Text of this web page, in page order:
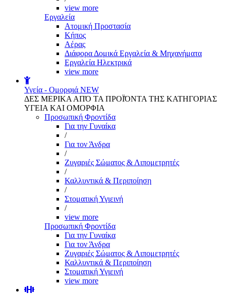
view more
Εργαλεία
Aτομική Προστασία
Kήπος
Αέρας
Διάφορα Δομικά Εργαλεία & Μηχανήματα
Εργαλεία Ηλεκτρικά
view more
Υγεία - Ομορφιά NEW
ΔΕΣ ΜΕΡΙΚΑ ΑΠΌ ΤΑ ΠΡΟΪΌΝΤΑ ΤΗΣ ΚΑΤΗΓΟΡΙΑΣ
ΥΓΕΙΑ ΚΑΙ ΟΜΟΡΦΙΑ
Προσωπική Φροντίδα
Για την Γυναίκα
/
Για τον Άνδρα
/
Ζυγαριές Σώματος & Λιπομετρητές
/
Καλλυντικά & Περιποίηση
/
Στοματική Υγιεινή
/
view more
Προσωπική Φροντίδα
Για την Γυναίκα
Για τον Άνδρα
Ζυγαριές Σώματος & Λιπομετρητές
Καλλυντικά & Περιποίηση
Στοματική Υγιεινή
view more